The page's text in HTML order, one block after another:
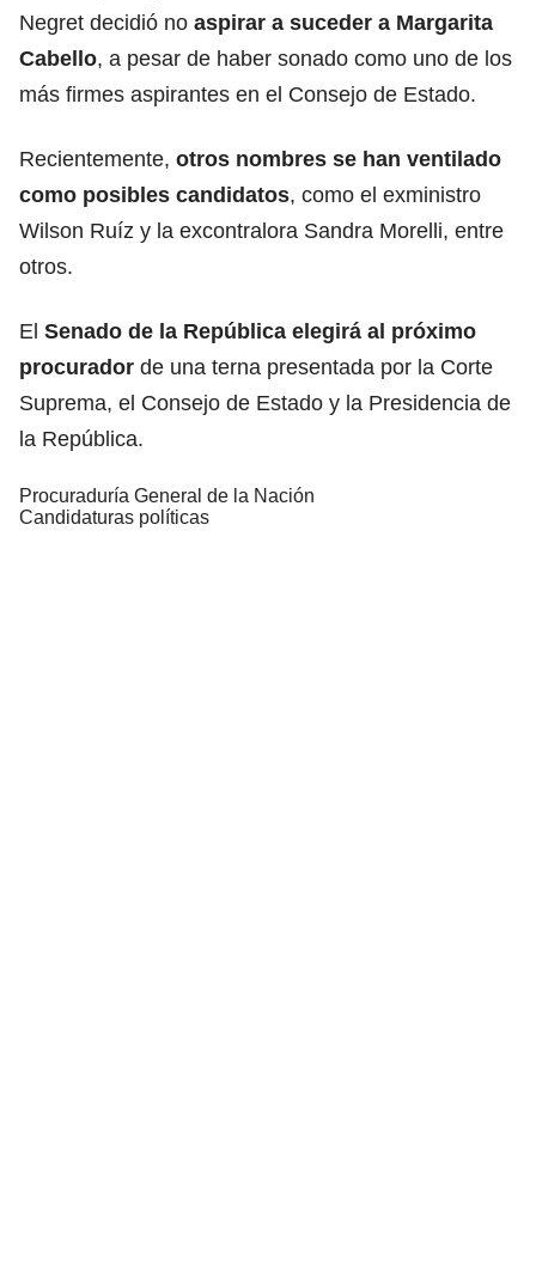
Negret decidió no aspirar a suceder a Margarita
Cabello, a pesar de haber sonado como uno de los
más firmes aspirantes en el Consejo de Estado.
Recientemente, otros nombres se han ventilado
como posibles candidatos, como el exministro
Wilson Ruíz y la excontralora Sandra Morelli, entre
otros.
El Senado de la República elegirá al próximo
procurador de una terna presentada por la Corte
Suprema, el Consejo de Estado y la Presidencia de
la República.
Procuraduría General de la Nación
Candidaturas políticas